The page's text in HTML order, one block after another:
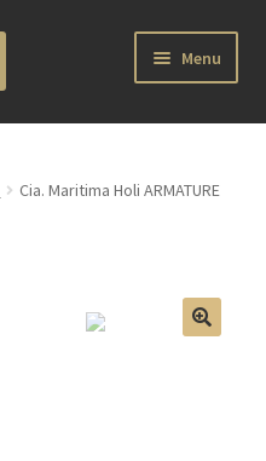
Menu
Cia. Maritima Holi ARMATURE